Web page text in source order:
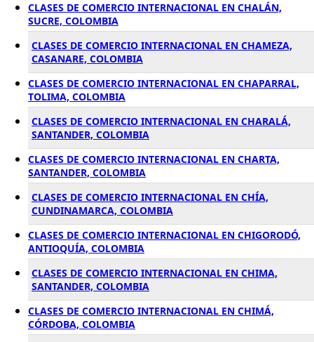
CLASES DE COMERCIO INTERNACIONAL EN CHALÁN,
SUCRE, COLOMBIA
CLASES DE COMERCIO INTERNACIONAL EN CHAMEZA,
CASANARE, COLOMBIA
CLASES DE COMERCIO INTERNACIONAL EN CHAPARRAL,
TOLIMA, COLOMBIA
CLASES DE COMERCIO INTERNACIONAL EN CHARALÁ,
SANTANDER, COLOMBIA
CLASES DE COMERCIO INTERNACIONAL EN CHARTA,
SANTANDER, COLOMBIA
CLASES DE COMERCIO INTERNACIONAL EN CHÍA,
CUNDINAMARCA, COLOMBIA
CLASES DE COMERCIO INTERNACIONAL EN CHIGORODÓ,
ANTIOQUÍA, COLOMBIA
CLASES DE COMERCIO INTERNACIONAL EN CHIMA,
SANTANDER, COLOMBIA
CLASES DE COMERCIO INTERNACIONAL EN CHIMÁ,
CÓRDOBA, COLOMBIA